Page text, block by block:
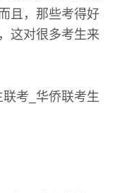
且，那些考得好
这对很多考生来